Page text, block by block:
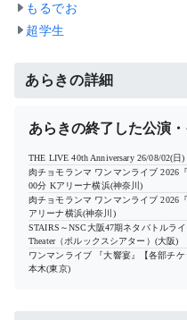
もるでお
超学生
あらきの詳細
あらきの終了した公演
THE LIVE 40th Anniversary 26/08/02(日)
肉チョモランマ ワンマンライブ 2026
00分 Kアリーナ横浜(神奈川)
肉チョモランマ ワンマンライブ 2026
アリーナ横浜(神奈川)
STAIRS～NSC大阪47期ネタバトルラ
Theater（ポルックスシアター）(大阪)
ワンマンライブ 『大響宴』【各部チケ
本木(東京)